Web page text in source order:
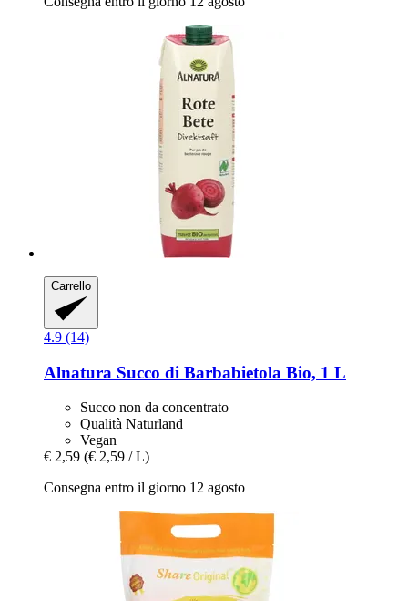
Carrello
4.9 (14)
Alnatura Succo di Barbabietola Bio, 1 L
Succo non da concentrato
Qualità Naturland
Vegan
€ 2,59 (€ 2,59 / L)
Consegna entro il giorno 12 agosto